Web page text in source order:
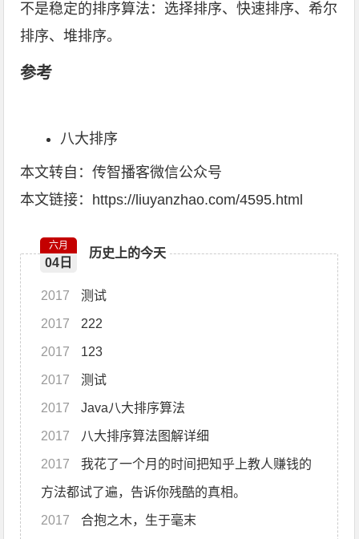
不是稳定的排序算法：选择排序、快速排序、希尔
排序、堆排序。
参考
八大排序
本文转自：传智播客微信公众号
本文链接：https://liuyanzhao.com/4595.html
历史上的今天
六月
04日
2017 测试
2017 222
2017 123
2017 测试
2017 Java八大排序算法
2017 八大排序算法图解详细
2017 我花了一个月的时间把知乎上教人赚钱的
方法都试了遍，告诉你残酷的真相。
2017 合抱之木，生于毫末